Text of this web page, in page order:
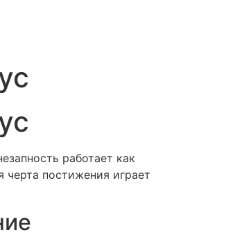
работает как
черта постижения играет